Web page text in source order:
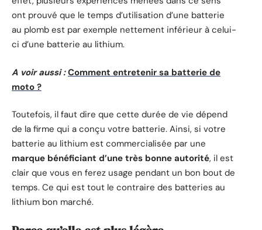
ont prouvé que le temps d’utilisation d’une batterie
au plomb est par exemple nettement inférieur à celui-
ci d’une batterie au lithium.
A voir aussi : Comment entretenir sa batterie de
moto ?
Toutefois, il faut dire que cette durée de vie dépend
de la firme qui a conçu votre batterie. Ainsi, si votre
batterie au lithium est commercialisée par une
marque bénéficiant d’une très bonne autorité, il est
clair que vous en ferez usage pendant un bon bout de
temps. Ce qui est tout le contraire des batteries au
lithium bon marché.